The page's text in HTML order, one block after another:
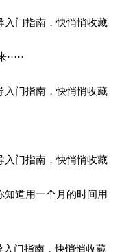
知道用一个月的时间用